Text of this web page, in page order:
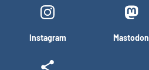
Instagram Mastodon